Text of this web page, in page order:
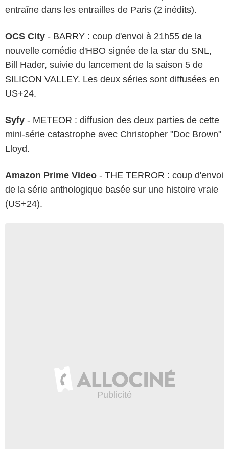
entraîne dans les entrailles de Paris (2 inédits).
OCS City - BARRY : coup d'envoi à 21h55 de la
nouvelle comédie d'HBO signée de la star du SNL,
Bill Hader, suivie du lancement de la saison 5 de
SILICON VALLEY. Les deux séries sont diffusées en
US+24.
Syfy - METEOR : diffusion des deux parties de cette
mini-série catastrophe avec Christopher "Doc Brown"
Lloyd.
Amazon Prime Video - THE TERROR : coup d'envoi
de la série anthologique basée sur une histoire vraie
(US+24).